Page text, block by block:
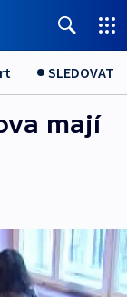
SLEDOVAT
mají